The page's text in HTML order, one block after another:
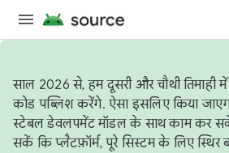
साल 2026 से, हम दूसरी और चौथी तिमाही
कोड पब्लिश करेंगे. ऐसा इसलिए किया
स्टेबल डेवलपमेंट मॉडल के साथ काम कर
सकें कि प्लैटफ़ॉर्म, पूरे सिस्टम के लिए स्थिर